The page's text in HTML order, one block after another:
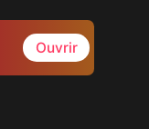
Ouvrir